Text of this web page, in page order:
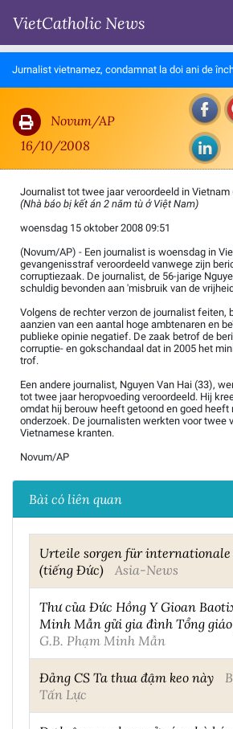
VietCatholic News
Jurnalist vietnamez, condamnat la doi ani de
Novum/AP
16/10/2008
Journalist tot twee jaar veroordeeld in Vietnam
(Nhà báo bị kết án 2 năm tù ở Việt Nam)
woensdag 15 oktober 2008 09:51
(Novum/AP) - Een journalist is woensdag in
gevangenisstraf veroordeeld vanwege zijn
corruptiezaak. De journalist, de 56-jarige
schuldig bevonden aan 'misbruik van de
Volgens de rechter verzon de journalist feiten,
aanzien van een aantal hoge ambtenaren en
publieke opinie negatief. De zaak betrof de
corruptie- en gokschandaal dat in 2005 het
trof.
Een andere journalist, Nguyen Van Hai (33),
tot twee jaar heropvoeding veroordeeld. Hij
omdat hij berouw heeft getoond en goed heeft
onderzoek. De journalisten werkten voor twee
Vietnamese kranten.
Novum/AP
Bài có liên quan
Urteile sorgen für internationale
(tiếng Đức)
Asia-News
Thư của Đức Hồng Y Gioan
Minh Mẫn gửi gia đình Tổng
G.B. Phạm Minh Mẫn
Đảng CS Ta thua đậm keo này
Tấn Lực